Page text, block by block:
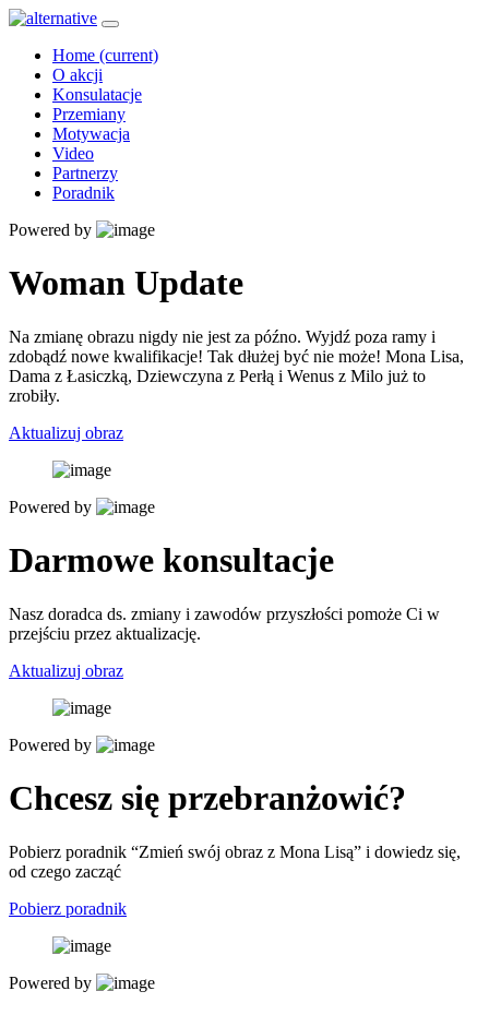
Home (current)
O akcji
Konsulatacje
Przemiany
Motywacja
Video
Partnerzy
Poradnik
Powered by
Woman Update
Na zmianę obrazu nigdy nie jest za późno. Wyjdź poza ramy i
zdobądź nowe kwalifikacje! Tak dłużej być nie może! Mona Lisa,
Dama z Łasiczką, Dziewczyna z Perłą i Wenus z Milo już to
zrobiły.
Aktualizuj obraz
Powered by
Darmowe konsultacje
Nasz doradca ds. zmiany i zawodów przyszłości pomoże Ci w
przejściu przez aktualizację.
Aktualizuj obraz
Powered by
Chcesz się przebranżowić?
Pobierz poradnik “Zmień swój obraz z Mona Lisą” i dowiedz się,
od czego zacząć
Pobierz poradnik
Powered by